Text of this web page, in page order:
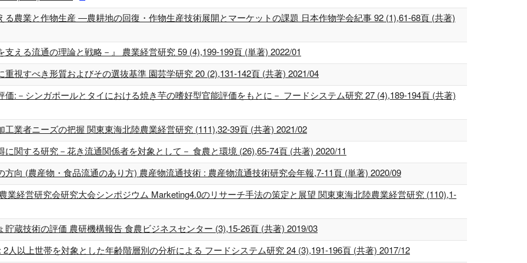
る農業と作物生産 ―農耕地の回復・作物生産技術展開とマーケットの課題 日本作物学会紀事 92 (1),61-68頁 (共著)
える流通の理論と戦略－』 農業経営研究 59 (4),199-199頁 (単著) 2022/01
視すべき形質およびその選抜基準 園芸学研究 20 (2),131-142頁 (共著) 2021/04
:－シンガポールとタイにおける焼き芋の嗜好型官能評価をもとに－ フードシステム研究 27 (4),189-194頁 (共著)
業者ニーズの把握 関東東海北陸農業経営研究 (111),32-39頁 (共著) 2021/02
関する研究－花き流通関係者を対象として－ 食農と環境 (26),65-74頁 (共著) 2020/11
向 (農産物・食品流通のあり方) 農産物流通技術 : 農産物流通技術研究会年報,7-11頁 (単著) 2020/09
業経営研究会研究大会シンポジウム Marketing4.0のリサーチ手法の策定と展望 関東東海北陸農業経営研究 (110),1-
蔵技術の評価 農研機構報告 食農ビジネスセンター (3),15-26頁 (共著) 2019/03
人以上世帯を対象とした年齢階層別の分析による フードシステム研究 24 (3),191-196頁 (共著) 2017/12